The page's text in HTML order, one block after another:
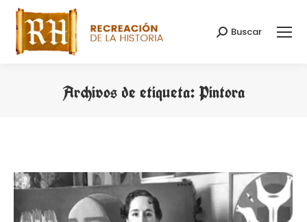
Buscar:
Buscar
Archivos de etiqueta: Pintora